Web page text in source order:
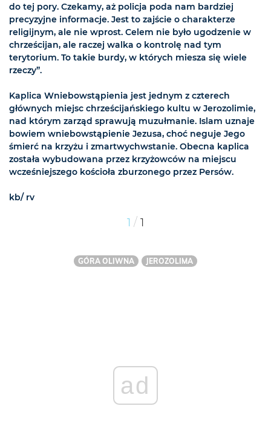
do tej pory. Czekamy, aż policja poda nam bardziej
precyzyjne informacje. Jest to zajście o charakterze
religijnym, ale nie wprost. Celem nie było ugodzenie w
chrześcijan, ale raczej walka o kontrolę nad tym
terytorium. To takie burdy, w których miesza się wiele
rzeczy”.
Kaplica Wniebowstąpienia jest jednym z czterech
głównych miejsc chrześcijańskiego kultu w Jerozolimie,
nad którym zarząd sprawują muzułmanie. Islam uznaje
bowiem wniebowstąpienie Jezusa, choć neguje Jego
śmierć na krzyżu i zmartwychwstanie. Obecna kaplica
została wybudowana przez krzyżowców na miejscu
wcześniejszego kościoła zburzonego przez Persów.
kb/ rv
1 / 1
GÓRA OLIWNA JEROZOLIMA
ad